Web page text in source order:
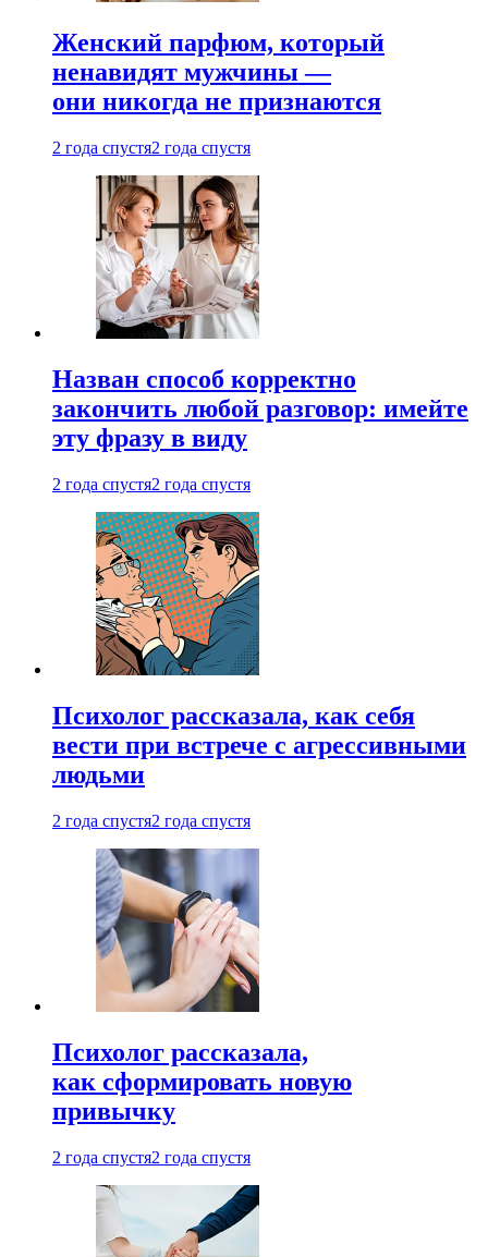
Женский парфюм, который
ненавидят мужчины —
они никогда не признаются
2 года спустя2 года спустя
Назван способ корректно
закончить любой разговор: имейте
эту фразу в виду
2 года спустя2 года спустя
Психолог рассказала, как себя
вести при встрече с агрессивными
людьми
2 года спустя2 года спустя
Психолог рассказала,
как сформировать новую
привычку
2 года спустя2 года спустя